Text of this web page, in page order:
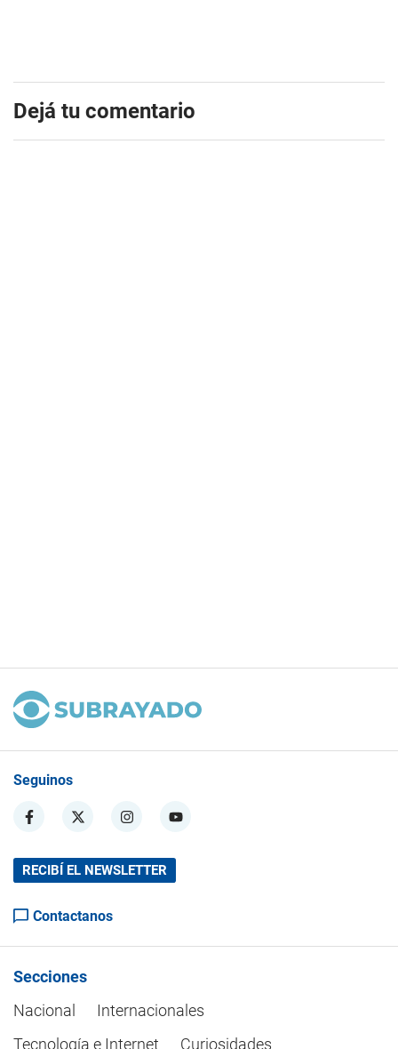
Dejá tu comentario
Seguinos
RECIBÍ EL NEWSLETTER
Contactanos
Secciones
Nacional
Internacionales
Tecnología e Internet
Curiosidades